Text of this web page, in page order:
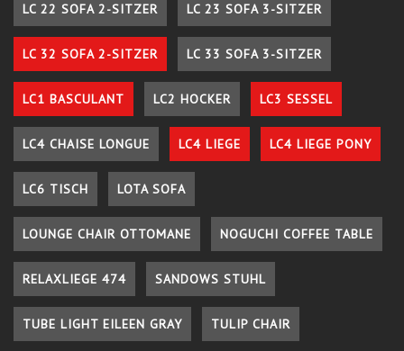
LC 22 SOFA 2-SITZER LC 23 SOFA 3-SITZER
LC 32 SOFA 2-SITZER LC 33 SOFA 3-SITZER
LC1 BASCULANT LC2 HOCKER LC3 SESSEL
LC4 CHAISE LONGUE LC4 LIEGE LC4 LIEGE PONY
LC6 TISCH LOTA SOFA
LOUNGE CHAIR OTTOMANE NOGUCHI COFFEE TABLE
RELAXLIEGE 474 SANDOWS STUHL
TUBE LIGHT EILEEN GRAY TULIP CHAIR